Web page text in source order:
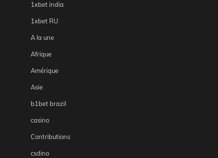
1xbet india
1xbet RU
A la une
Afrique
Amérique
Asie
b1bet brazil
casino
Contributions
csdino